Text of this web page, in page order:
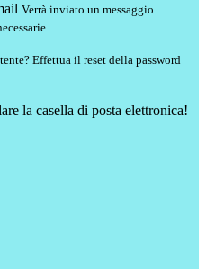
Verrà inviato un messaggio
Effettua il reset della password
la casella di posta elettronica!